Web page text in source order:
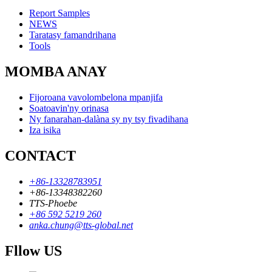
Report Samples
NEWS
Taratasy famandrihana
Tools
MOMBA ANAY
Fijoroana vavolombelona mpanjifa
Soatoavin'ny orinasa
Ny fanarahan-dalàna sy ny tsy fivadihana
Iza isika
CONTACT
+86-13328783951
+86-13348382260
TTS-Phoebe
+86 592 5219 260
anka.chung@tts-global.net
Fllow US